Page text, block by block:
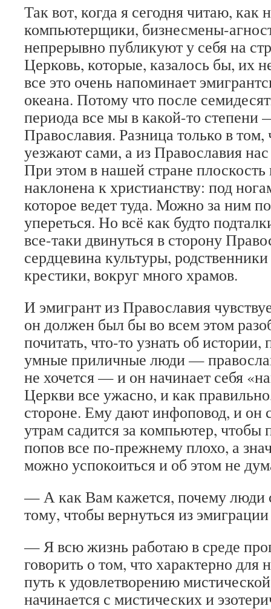
Так вот, когда я сегодня читаю,
компьютерщики, бизнесмены-
непрерывно публикуют у себя на
Церковь, которые, казалось бы, их
все это очень напоминает
океана. Потому что после
периода все мы в какой-то степени
Православия. Разница только в
уезжают сами, а из Православия
При этом в нашей стране
наклонена к христианству: под
которое ведет туда. Можно за ним
упереться. Но всё как будто
все-таки двинуться в сторону
сердцевина культуры,
крестики, вокруг много храмов.
И эмигрант из Православия
он должен был бы во всем этом
почитать, что-то узнать об истории,
умные приличные люди —
не хочется — и он начинает себя
Церкви все ужасно, и как
стороне. Ему дают инфоповод, и он
утрам садится за компьютер, чтобы
попов все по-прежнему плохо, а
можно успокоиться и об этом не
— А как Вам кажется, почему люди
тому, чтобы вернуться из
— Я всю жизнь работаю в среде
говорить о том, что характерно для
путь к удовлетворению
начинается с мистических и